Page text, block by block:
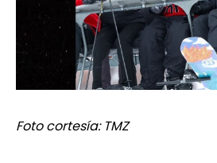
Foto cortesía: TMZ